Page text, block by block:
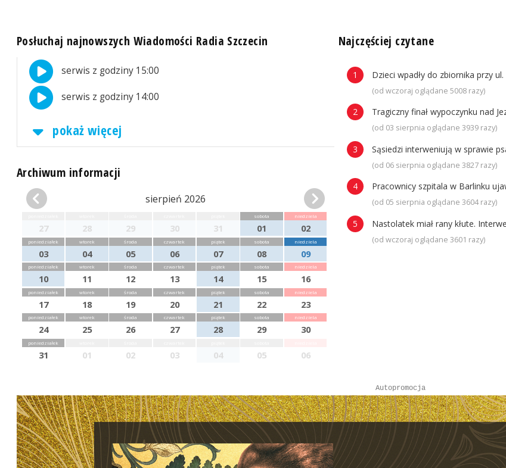
Posłuchaj najnowszych Wiadomości Radia Szczecin
serwis z godziny 15:00
serwis z godziny 14:00
pokaż więcej
Archiwum informacji
sierpień 2026
27 28 29 30 31
sobota
01
niedziela
02
poniedziałek
03
wtorek
04
środa
05
czwartek
06
piątek
07
sobota
08
niedziela
09
poniedziałek
10
wtorek
11
środa
12
czwartek
13
piątek
14
sobota
15
niedziela
16
poniedziałek
17
wtorek
18
środa
19
czwartek
20
piątek
21
sobota
22
niedziela
23
poniedziałek
24
wtorek
25
środa
26
czwartek
27
piątek
28
sobota
29
niedziela
30
poniedziałek
31 01 02 03 04 05 06
Najczęściej czytane
Dzieci wpadły do zbiornika przy
(od wczoraj oglądane 5008 razy)
Tragiczny finał wypoczynku nad
(od 03 sierpnia oglądane 3939 razy)
Sąsiedzi interweniują w sprawie
(od 06 sierpnia oglądane 3827 razy)
Pracownicy szpitala w Barlinku
(od 05 sierpnia oglądane 3604 razy)
Nastolatek miał rany kłute.
(od wczoraj oglądane 3601 razy)
Autopromocja